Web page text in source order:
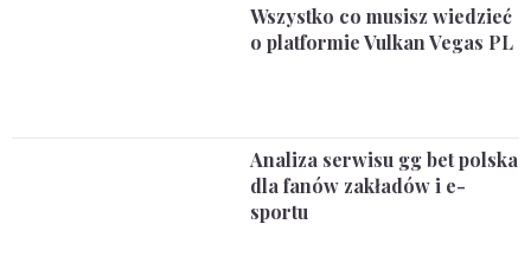
Wszystko co musisz wiedzieć
o platformie Vulkan Vegas PL
Analiza serwisu gg bet polska
dla fanów zakładów i e-
sportu